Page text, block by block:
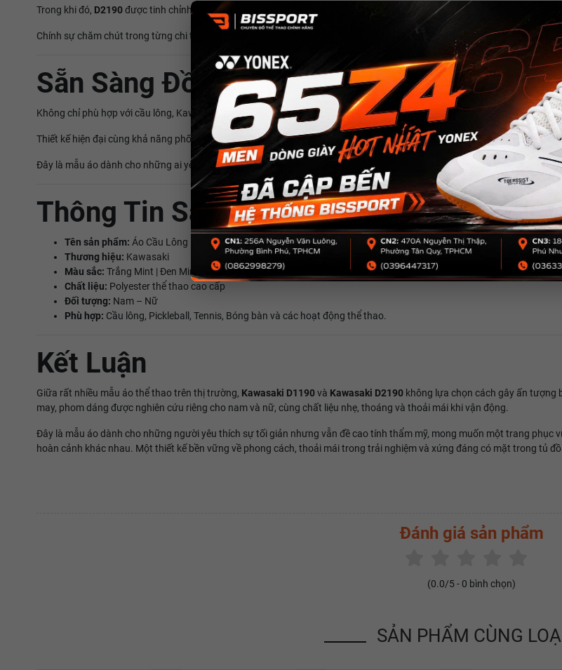
Trong khi đó, D2190được tinh chỉnh để phù hợp hơn với vóc dáng nữ, mang lại sự cân đối, mềm mại nhưng vẫn đảm
Chính sự chăm chút trong từng chi tiết nhỏ đã tạo nên trải nghiệm mặc tự nhiên và vừa vặn hơn cho mỗi người chơi.
Sẵn Sàng Đồng Hành Trên Mọi Mặt Sân
Không chỉ phù hợp với cầu lông, Kawasaki D1190 và D2190 còn là lựa chọn lý tưởng cho pickleball, tennis, bóng bàn hoặc
Thiết kế hiện đại cùng khả năng phối đồ linh hoạt giúp chiếc áo dễ dàng thích nghi với nhiều hoàn cảnh sử dụng khác
Đây là mẫu áo dành cho những ai yêu thích phong cách thể thao gọn gàng, năng động nhưng vẫn giữ được sự chỉn chu
Thông Tin Sản Phẩm
Tên sản phẩm: Áo Cầu Lông Kawasaki D1190 Nam / D2190 Nữ
Thương hiệu: Kawasaki
Màu sắc: Trắng Mint | Đen Mint
Chất liệu: Polyester thể thao cao cấp
Đối tượng: Nam – Nữ
Phù hợp: Cầu lông, Pickleball, Tennis, Bóng bàn và các hoạt động thể thao.
Kết Luận
Giữa rất nhiều mẫu áo thể thao trên thị trường, Kawasaki D1190và Kawasaki D2190 không lựa chọn cách gây ấn
may, phom dáng được nghiên cứu riêng cho nam và nữ, cùng chất liệu nhẹ, thoáng và thoải mái khi vận động.
Đây là mẫu áo dành cho những người yêu thích sự tối giản nhưng vẫn đề cao tính thẩm mỹ, mong muốn một trang
hoàn cảnh khác nhau. Một thiết kế bền vững về phong cách, thoải mái trong trải nghiệm và xứng đáng có mặt trong tủ
Đánh giá sản phẩm
(0.0/5 - 0 bình chọn)
SẢN PHẨM CÙNG